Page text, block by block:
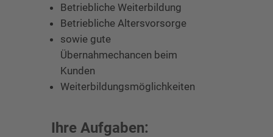
Betriebliche Weiterbildung
Betriebliche Altersvorsorge
sowie gute
Übernahmechancen beim
Kunden
Weiterbildungsmöglichkeiten
Ihre Aufgaben: